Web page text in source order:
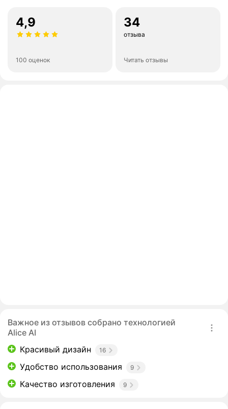
4,9
100 оценок
34
отзыва
Читать отзывы
Важное из отзывов собрано технологией
Alice AI
Красивый дизайн
16
Удобство использования 9
Качество изготовления 9